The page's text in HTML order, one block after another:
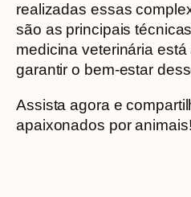
realizadas essas
são as principais
medicina veterinária
garantir o bem-estar
Assista agora e
apaixonados por animais!